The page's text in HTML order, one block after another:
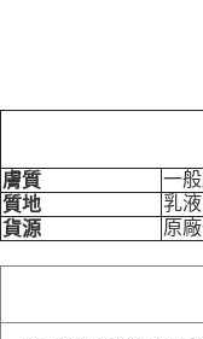
膚質
一
質地
乳液
貨源
原